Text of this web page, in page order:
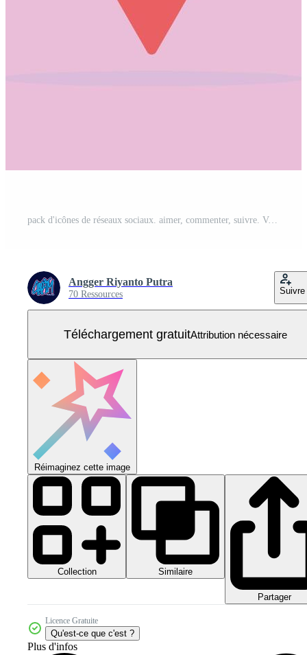
pack d'icônes de réseaux sociaux. aimer, commenter, suivre. Vecteur Gratuit
Angger Riyanto Putra
70 Ressources Suivre
Téléchargement gratuitAttribution nécessaire
Réimaginez cette image
Collection Similaire
Partager
Licence Gratuite
Qu'est-ce que c'est ?
Plus d'infos